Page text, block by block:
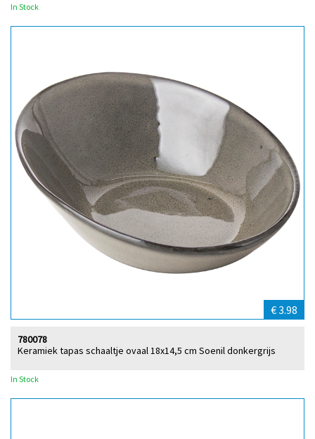
In Stock
€ 3.98
Keramiek tapas schaaltje ovaal 18x14,5 cm Soenil donkergrijs
780078
In Stock